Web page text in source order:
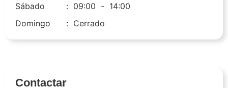
Sábado
: 09:00 - 14:00
Domingo
: Cerrado
Contactar